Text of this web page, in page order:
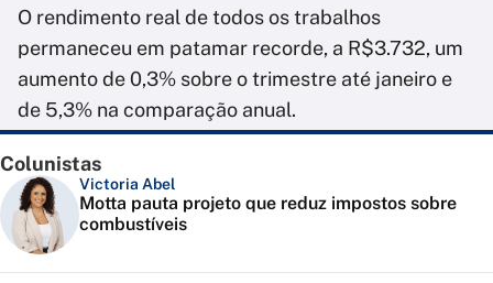
O rendimento real de todos os trabalhos
permaneceu em patamar recorde, a R$3.732, um
aumento de 0,3% sobre o trimestre até janeiro e
de 5,3% na comparação anual.
Colunistas
Victoria Abel
Motta pauta projeto que reduz impostos sobre
combustíveis